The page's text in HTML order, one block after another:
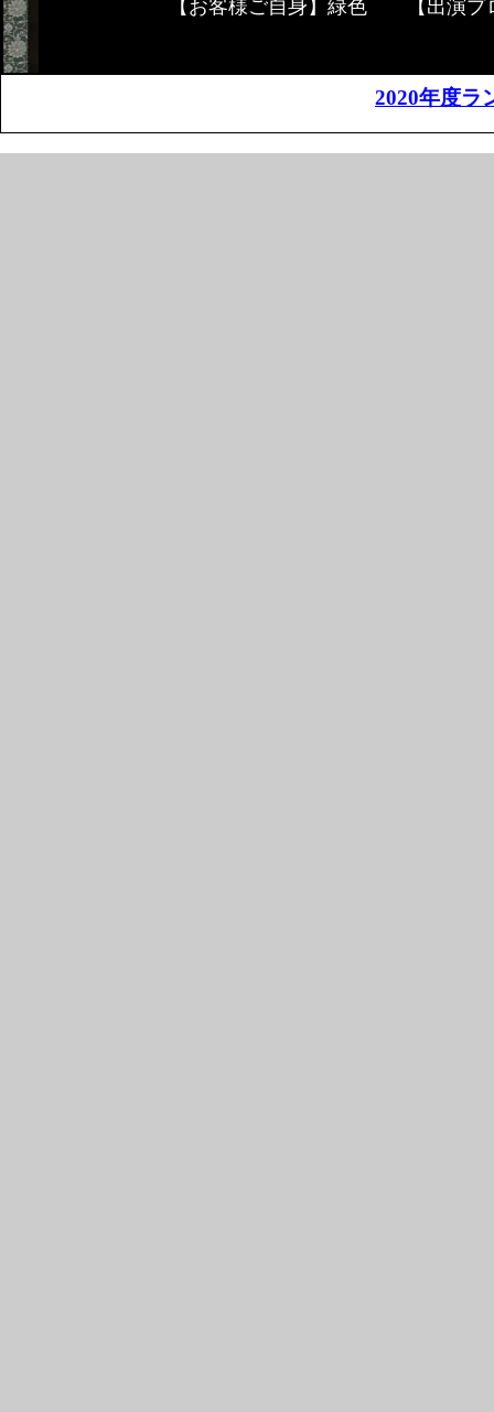
【お客様ご自身】緑色 【出演
2020年度ラ